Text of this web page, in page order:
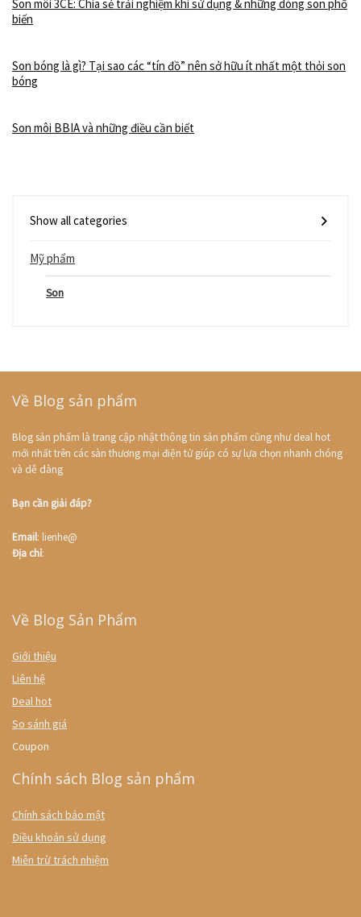
Son môi 3CE: Chia sẻ trải nghiệm khi sử dụng & những dòng son phổ
biến
Son bóng là gì? Tại sao các “tín đồ” nên sở hữu ít nhất một thỏi son
bóng
Son môi BBIA và những điều cần biết
Show all categories
Mỹ phẩm
Son
Về Blog sản phẩm
Blog sản phẩm là trang cập nhật thông tin sản phẩm cũng như deal hot
mới nhất trên các sàn thương mại điện tử giúp có sự lựa chọn nhanh chóng
và dễ dàng
Bạn cần giải đáp?
Email: lienhe@
Địa chỉ:
Về Blog Sản Phẩm
Giới thiệu
Liên hệ
Deal hot
So sánh giá
Coupon
Chính sách Blog sản phẩm
Chính sách bảo mật
Điều khoản sử dụng
Miễn trừ trách nhiệm